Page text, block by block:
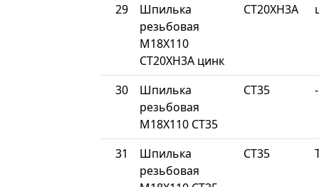
29
Шпилька
резьбовая
М18Х110
СТ20ХН3А цинк
СТ20ХН3А
30
Шпилька
резьбовая
М18Х110 СТ35
СТ35 -
31
Шпилька
резьбовая
СТ35